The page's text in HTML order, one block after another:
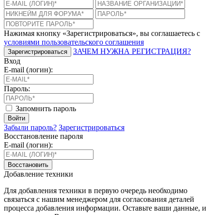
Нажимая кнопку «Зарегистрироваться», вы соглашаетесь с
условиями пользовательского соглашения
Зарегистрироваться
ЗАЧЕМ НУЖНА РЕГИСТРАЦИЯ?
Вход
E-mail (логин):
Пароль:
Запомнить пароль
Войти
Забыли пароль? Зарегистрироваться
Восстановление пароля
E-mail (логин):
Восстановить
Добавление техники
Для добавления техники в первую очередь необходимо
связаться с нашим менеджером для согласования деталей
процесса добавления информации. Оставьте ваши данные, и